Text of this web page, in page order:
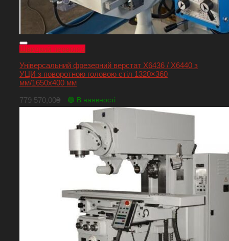
Швидкий перегляд
Універсальний фрезерний верстат Х6436 / Х6440 з
УЦИ з поворотною головою стіл 1320×360
мм/1650х400 мм
779 570,00₴ 🟢 В наявності